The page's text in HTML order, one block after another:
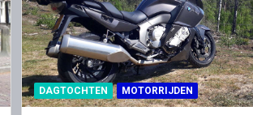
DAGTOCHTEN MOTORRIJDEN